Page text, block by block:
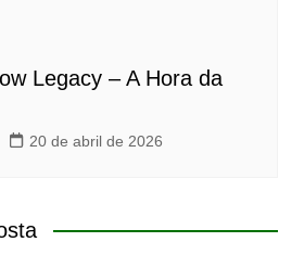
Legacy – A Hora da
20 de abril de 2026